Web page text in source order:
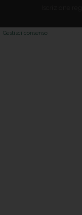
Gestisci consenso